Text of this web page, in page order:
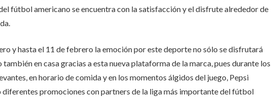
fútbol americano se encuentra con la satisfacción y el disfrute alrededor de
y hasta el 11 de febrero la emoción por este deporte no sólo se disfrutará
también en casa gracias a esta nueva plataforma de la marca, pues durante los
en horario de comida y en los momentos álgidos del juego, Pepsi
diferentes promociones conpartners de la liga más importante del fútbol